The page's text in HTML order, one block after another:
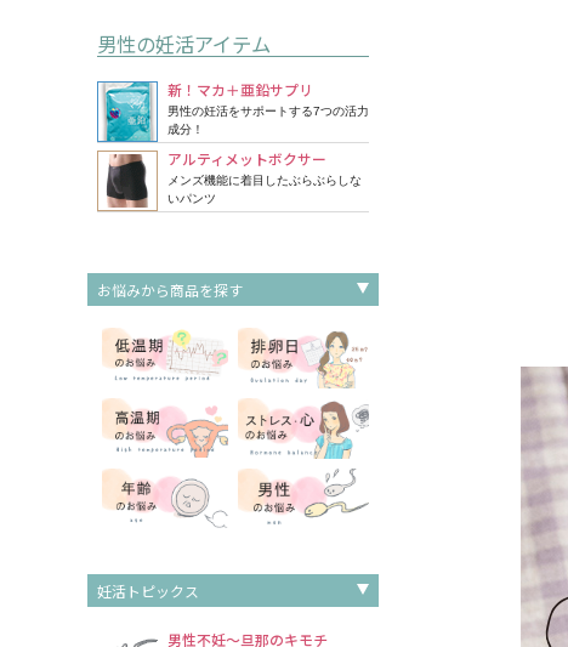
男性の妊活アイテム
新！マカ＋亜鉛サプリ
男性の妊活をサポートする7つの活力
成分！
アルティメットボクサー
メンズ機能に着目したぶらぶらしな
いパンツ
お悩みから商品を探す
妊活トピックス
男性不妊～旦那のキモチ